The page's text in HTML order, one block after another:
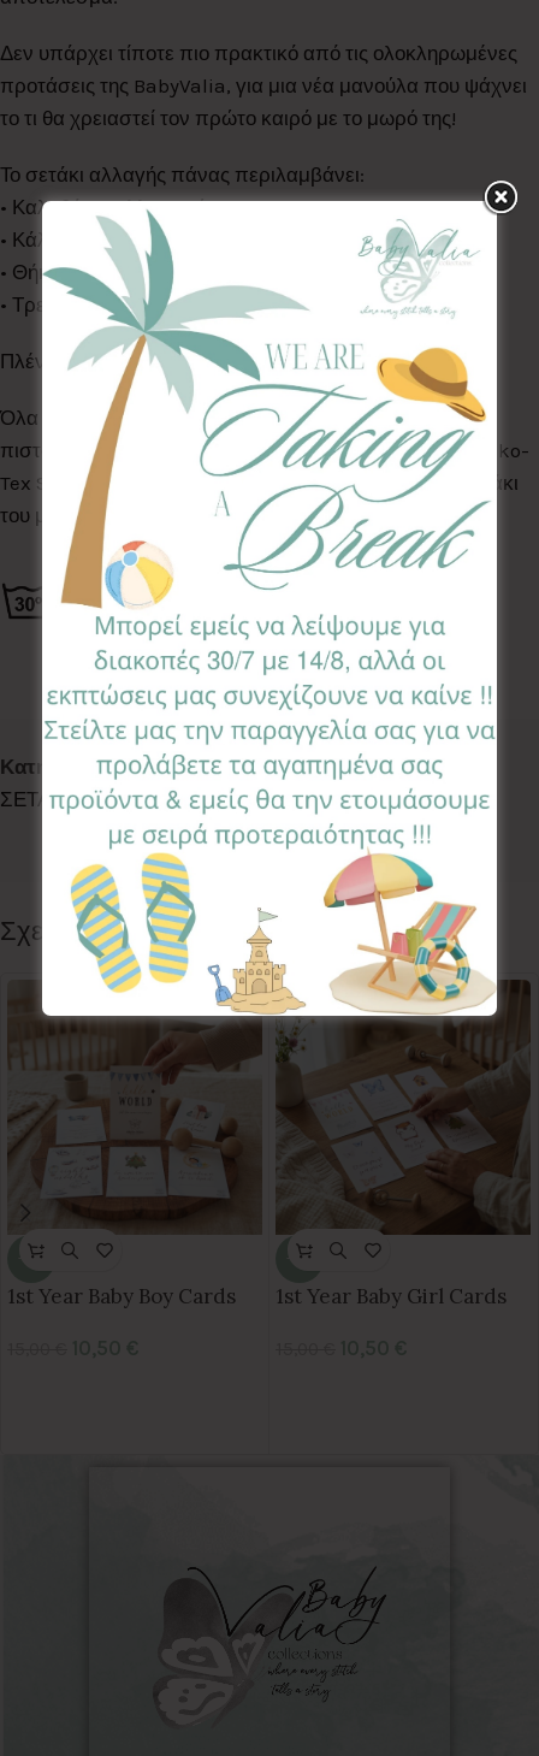
Δεν υπάρχει τίποτε πιο πρακτικό από τις ολοκληρωμένες
προτάσεις της BabyValia, για μια νέα μανούλα που ψάχνει
το τι θα χρειαστεί τον πρώτο καιρό με το μωρό της!
Το σετάκι αλλαγής πάνας περιλαμβάνει:
• Καλαθάκι καλλυντικών
• Κάλυμμα αλλαγής πάνας (50*70)
• Θήκη για μωρομάντηλα
• Τρεις μίνι πετσετούλες (30*40)
Πλένονται στο πλυντήριο ρούχων στους 30°C
Όλα τα Υφάσματα της συλλογής μας είναι ελεγμένα &
πιστοποιημένα για βλαβερές ουσίες σύμφωνα με το Oeko-
Tex Standard 100, κατάλληλα για το ευαίσθητο δερματάκι
του μωρού σας.
Κωδικός προϊόντος:DCS-EW
Κατηγορίες: BABY SHOWER, ΣΕΤ ΑΛΛΑΓΗΣ ΠΑΝΑΣ
ΣΕΤΑΚΙΑ ΑΛΛΑΓΗΣ ΠΑΝΑΣ
Ετικέτα: Eucalytpus White
Follow:
Σχετικά προϊόντα
-30%
1st Year Baby Boy Cards
-30%
1st Year Baby Girl Cards